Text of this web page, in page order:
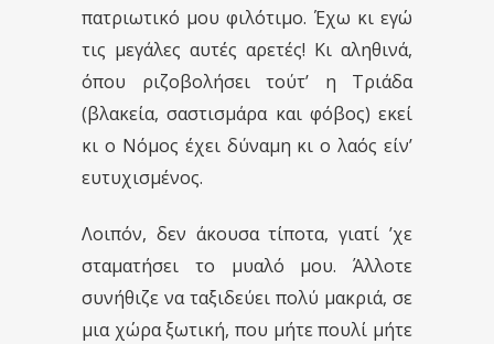
πατριωτικό μου φιλότιμο. Έχω κι εγώ
τις μεγάλες αυτές αρετές! Κι αληθινά,
όπου ριζοβολήσει τούτ’ η Τριάδα
(βλακεία, σαστισμάρα και φόβος) εκεί
κι ο Νόμος έχει δύναμη κι ο λαός είν’
ευτυχισμένος.
Λοιπόν, δεν άκουσα τίποτα, γιατί ’χε
σταματήσει το μυαλό μου. Άλλοτε
συνήθιζε να ταξιδεύει πολύ μακριά, σε
μια χώρα ξωτική, που μήτε πουλί μήτε